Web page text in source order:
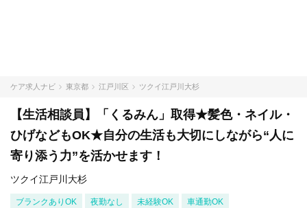
ケア求人ナビ 東京都 江戸川区 ツクイ江戸川大杉
【生活相談員】「くるみん」取得★髪色・ネイル・
ひげなどもOK★自分の生活も大切にしながら“人に
寄り添う力”を活かせます！
ツクイ江戸川大杉
ブランクありOK 夜勤なし 未経験OK 車通勤OK